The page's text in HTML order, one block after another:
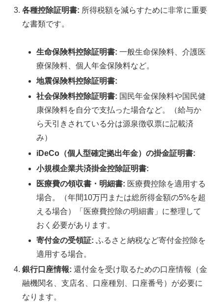
各種控除証明書: 所得税額を減らすために非常に重要
な書類です。
生命保険料控除証明書: 一般生命保険料、介護医
療保険料、個人年金保険料など。
地震保険料控除証明書:
社会保険料控除証明書: 国民年金保険料や国民健
康保険料を自分で支払った場合など。（給与か
ら天引きされている分は源泉徴収票に記載済
み）
iDeCo（個人型確定拠出年金）の掛金証明書:
小規模企業共済掛金控除証明書:
医療費の領収書・明細書: 医療費控除を適用する
場合。（年間10万円または総所得金額の5%を超
える場合）「医療費控除の明細書」に整理して
おく必要があります。
寄付金の受領証: ふるさと納税など寄付金控除を
適用する場合。
銀行口座情報: 還付金を受け取るための口座情報（金
融機関名、支店名、口座種別、口座番号）が必要に
なります。